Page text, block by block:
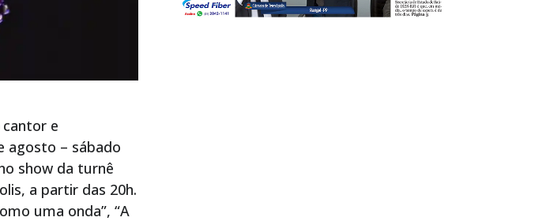
e
agosto – sábado
show da turnê
a partir das 20h.
uma onda”, “A